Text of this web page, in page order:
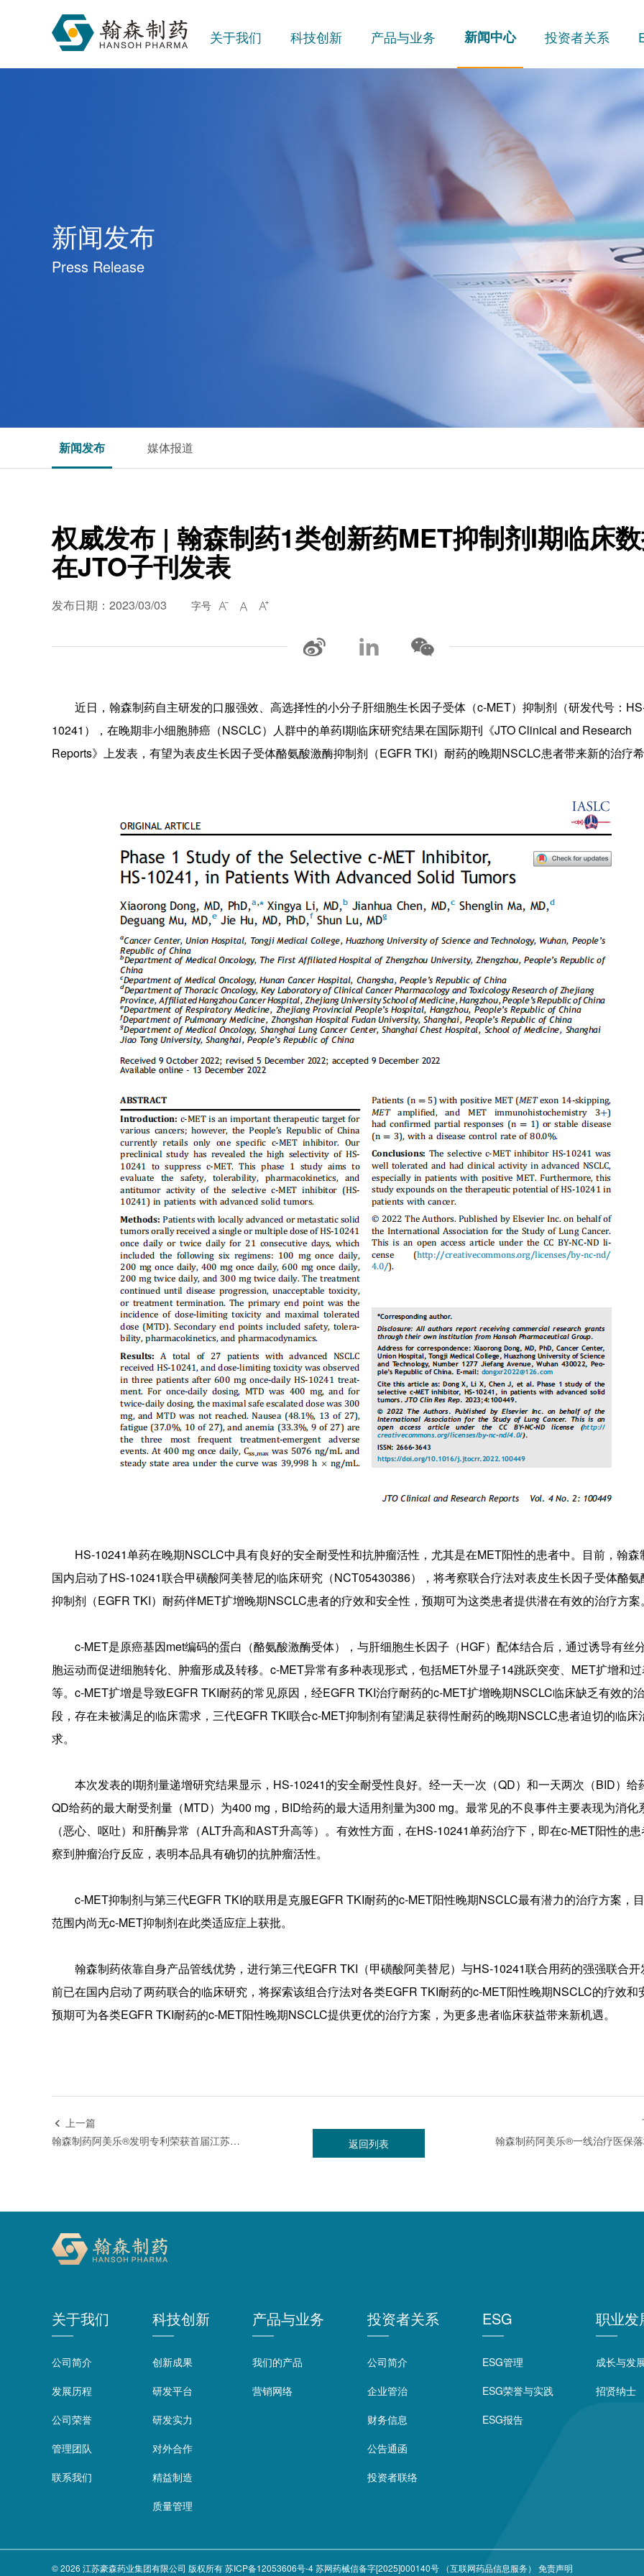
关于我们 科技创新 产品与业务 新闻中心 投资者关系
新闻发布
Press Release
新闻发布 媒体报道
权威发布 | 翰森制药1类创新药MET抑制剂I期临床
在JTO子刊发表
发布日期：2023/03/03 字号   
近日，翰森制药自主研发的口服强效、高选择性的小分子肝细胞生长因子受体（c-MET）抑制剂（研发代号：
10241），在晚期非小细胞肺癌（NSCLC）人群中的单药I期临床研究结果在国际期刊《JTO Clinical and Research
Reports》上发表，有望为表皮生长因子受体酪氨酸激酶抑制剂（EGFR TKI）耐药的晚期NSCLC患者带来新的治疗希
HS-10241单药在晚期NSCLC中具有良好的安全耐受性和抗肿瘤活性，尤其是在MET阳性的患者中。目前，翰森
国内启动了HS-10241联合甲磺酸阿美替尼的临床研究（NCT05430386），将考察联合疗法对表皮生长因子受体酪氨
抑制剂（EGFR TKI）耐药伴MET扩增晚期NSCLC患者的疗效和安全性，预期可为这类患者提供潜在有效的治疗方案。
c-MET是原癌基因met编码的蛋白（酪氨酸激酶受体），与肝细胞生长因子（HGF）配体结合后，通过诱导有丝
胞运动而促进细胞转化、肿瘤形成及转移。c-MET异常有多种表现形式，包括MET外显子14跳跃突变、MET扩增和
等。c-MET扩增是导致EGFR TKI耐药的常见原因，经EGFR TKI治疗耐药的c-MET扩增晚期NSCLC临床缺乏有效的
段，存在未被满足的临床需求，三代EGFR TKI联合c-MET抑制剂有望满足获得性耐药的晚期NSCLC患者迫切的临床
求。
本次发表的I期剂量递增研究结果显示，HS-10241的安全耐受性良好。经一天一次（QD）和一天两次（BID）给
QD给药的最大耐受剂量（MTD）为400 mg，BID给药的最大适用剂量为300 mg。最常见的不良事件主要表现为消化
（恶心、呕吐）和肝酶异常（ALT升高和AST升高等）。有效性方面，在HS-10241单药治疗下，即在c-MET阳性的
察到肿瘤治疗反应，表明本品具有确切的抗肿瘤活性。
c-MET抑制剂与第三代EGFR TKI的联用是克服EGFR TKI耐药的c-MET阳性晚期NSCLC最有潜力的治疗方案，
范围内尚无c-MET抑制剂在此类适应症上获批。
翰森制药依靠自身产品管线优势，进行第三代EGFR TKI（甲磺酸阿美替尼）与HS-10241联合用药的强强联合开
前已在国内启动了两药联合的临床研究，将探索该组合疗法对各类EGFR TKI耐药的c-MET阳性晚期NSCLC的疗效和
预期可为各类EGFR TKI耐药的c-MET阳性晚期NSCLC提供更优的治疗方案，为更多患者临床获益带来新机遇。
 上一篇
翰森制药阿美乐®发明专利荣获首届江苏专利金奖
返回列表
关于我们
公司简介
发展历程
公司荣誉
管理团队
联系我们
科技创新
创新成果
研发平台
研发实力
对外合作
精益制造
质量管理
产品与业务
我们的产品
营销网络
投资者关系
公司简介
企业管治
财务信息
公告通函
投资者联络
ESG
ESG管理
ESG荣誉与实践
ESG报告
职业发
成长与发
招贤纳士
© 2026 江苏豪森药业集团有限公司 版权所有苏ICP备12053606号-4苏网药械信备字[2025]000140号 （互联网药品信息服务） 免责声明